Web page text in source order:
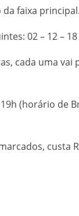
faixa
02 – 12 – 18
cada uma
(horário de
custa